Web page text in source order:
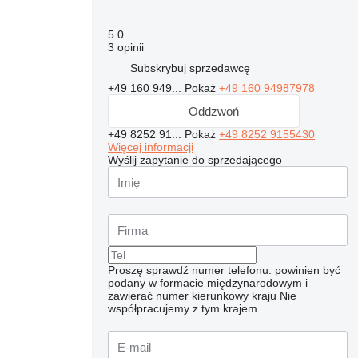
5.0
3 opinii
Subskrybuj sprzedawcę
+49 160 949... Pokaż+49 160 94987978
Oddzwoń
+49 8252 91... Pokaż+49 8252 9155430
Więcej informacji
Wyślij zapytanie do sprzedającego
Proszę sprawdź numer telefonu: powinien być
podany w formacie międzynarodowym i
zawierać numer kierunkowy kraju Nie
współpracujemy z tym krajem